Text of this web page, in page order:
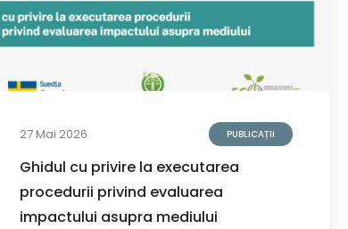
27 Mai 2026 PUBLICAȚII
Ghidul cu privire la executarea
procedurii privind evaluarea
impactului asupra mediului